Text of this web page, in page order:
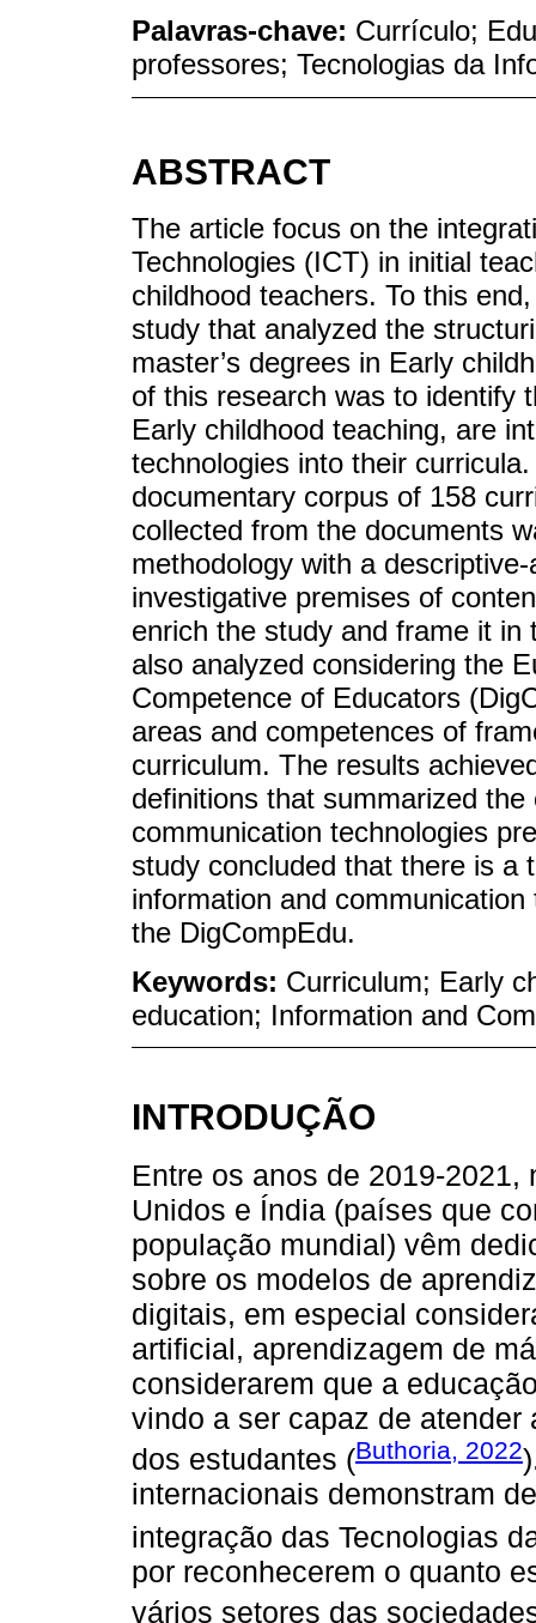
Palavras-chave: Currículo;
professores; Tecnologias da
ABSTRACT
The article focus on the
Technologies (ICT) in initial
childhood teachers. To this
study that analyzed the
master’s degrees in Early
of this research was to identify
Early childhood teaching, are
technologies into their
documentary corpus of 158
collected from the documents
methodology with a
investigative premises of
enrich the study and frame it
also analyzed considering the
Competence of Educators
areas and competences of
curriculum. The results
definitions that summarized
communication technologies
study concluded that there is a
information and
the DigCompEdu.
Keywords: Curriculum; Early
education; Information and
INTRODUÇÃO
Entre os anos de 2019-
Unidos e Índia (países que
população mundial) vêm
sobre os modelos de
digitais, em especial
artificial, aprendizagem de
considerarem que a
vindo a ser capaz de
dos estudantes (Buthoria, 2022
internacionais demonstram
integração das Tecnologias
por reconhecerem o quanto
vários setores das